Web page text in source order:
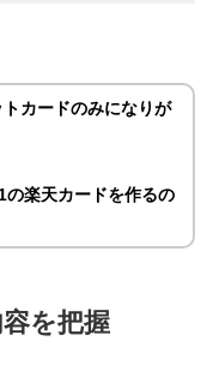
カードのみになりが
の楽天カードを作るの
を把握